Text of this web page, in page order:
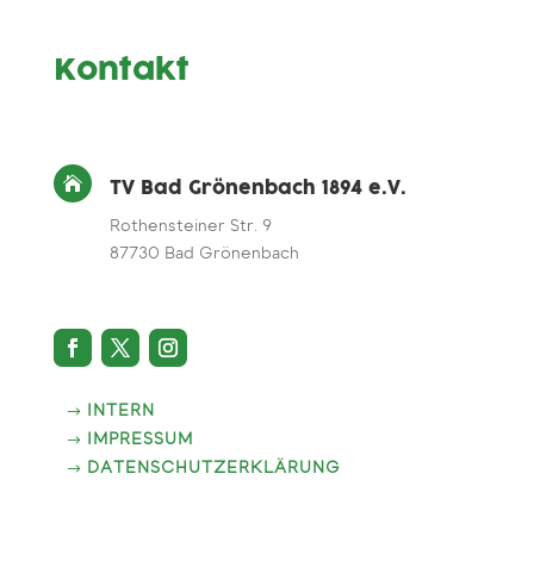
Kontakt
 TV Bad Grönenbach 1894 e.V.
Rothensteiner Str. 9
87730 Bad Grönenbach
INTERN
IMPRESSUM
DATENSCHUTZERKLÄRUNG